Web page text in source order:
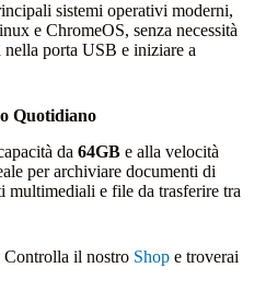
sistemi operativi moderni,
e ChromeOS, senza necessità
porta USB e iniziare a
Quotidiano
da 64GB e alla velocità
per archiviare documenti di
multimediali e file da trasferire tra
il nostro Shop e troverai